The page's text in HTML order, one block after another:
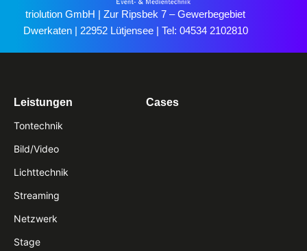
triolution GmbH | Zur Ripsbek 7 – Gewerbegebiet
Dwerkaten | 22952 Lütjensee | Tel: 04534 2102810
Leistungen
Tontechnik
Bild/Video
Lichttechnik
Streaming
Netzwerk
Stage
Cases